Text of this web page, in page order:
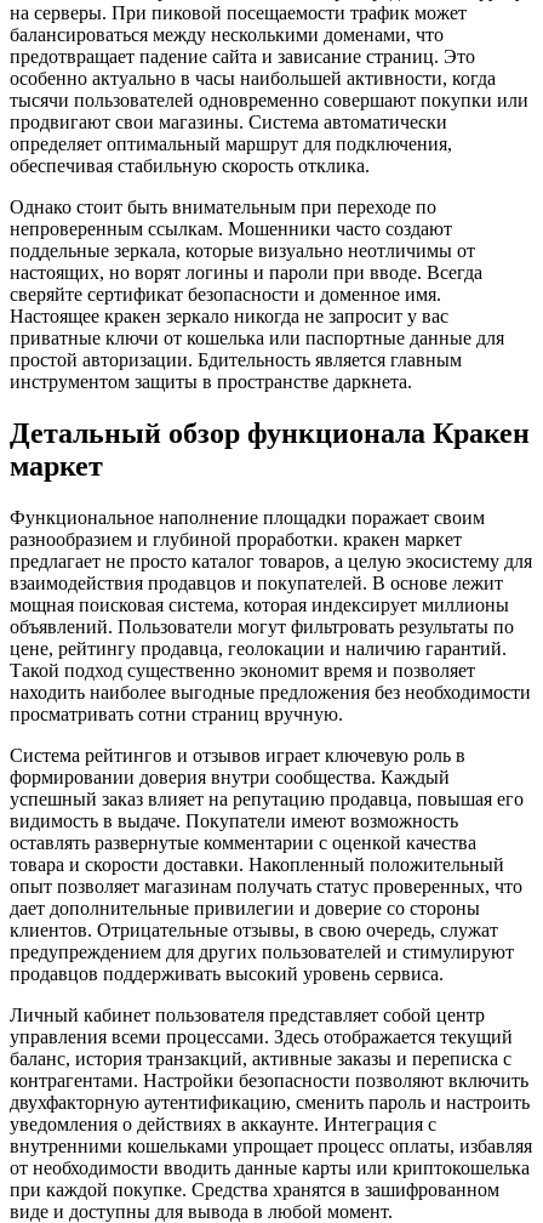
на серверы. При пиковой посещаемости трафик может
балансироваться между несколькими доменами, что
предотвращает падение сайта и зависание страниц. Это
особенно актуально в часы наибольшей активности, когда
тысячи пользователей одновременно совершают покупки или
продвигают свои магазины. Система автоматически
определяет оптимальный маршрут для подключения,
обеспечивая стабильную скорость отклика.
Однако стоит быть внимательным при переходе по
непроверенным ссылкам. Мошенники часто создают
поддельные зеркала, которые визуально неотличимы от
настоящих, но ворят логины и пароли при вводе. Всегда
сверяйте сертификат безопасности и доменное имя.
Настоящее кракен зеркало никогда не запросит у вас
приватные ключи от кошелька или паспортные данные для
простой авторизации. Бдительность является главным
инструментом защиты в пространстве даркнета.
Детальный обзор функционала Кракен
маркет
Функциональное наполнение площадки поражает своим
разнообразием и глубиной проработки. кракен маркет
предлагает не просто каталог товаров, а целую экосистему для
взаимодействия продавцов и покупателей. В основе лежит
мощная поисковая система, которая индексирует миллионы
объявлений. Пользователи могут фильтровать результаты по
цене, рейтингу продавца, геолокации и наличию гарантий.
Такой подход существенно экономит время и позволяет
находить наиболее выгодные предложения без необходимости
просматривать сотни страниц вручную.
Система рейтингов и отзывов играет ключевую роль в
формировании доверия внутри сообщества. Каждый
успешный заказ влияет на репутацию продавца, повышая его
видимость в выдаче. Покупатели имеют возможность
оставлять развернутые комментарии с оценкой качества
товара и скорости доставки. Накопленный положительный
опыт позволяет магазинам получать статус проверенных, что
дает дополнительные привилегии и доверие со стороны
клиентов. Отрицательные отзывы, в свою очередь, служат
предупреждением для других пользователей и стимулируют
продавцов поддерживать высокий уровень сервиса.
Личный кабинет пользователя представляет собой центр
управления всеми процессами. Здесь отображается текущий
баланс, история транзакций, активные заказы и переписка с
контрагентами. Настройки безопасности позволяют включить
двухфакторную аутентификацию, сменить пароль и настроить
уведомления о действиях в аккаунте. Интеграция с
внутренними кошельками упрощает процесс оплаты, избавляя
от необходимости вводить данные карты или криптокошелька
при каждой покупке. Средства хранятся в зашифрованном
виде и доступны для вывода в любой момент.